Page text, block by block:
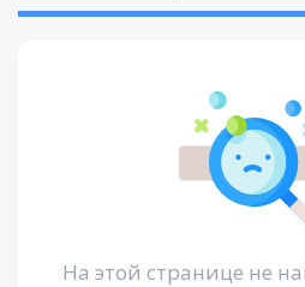
На этой странице не